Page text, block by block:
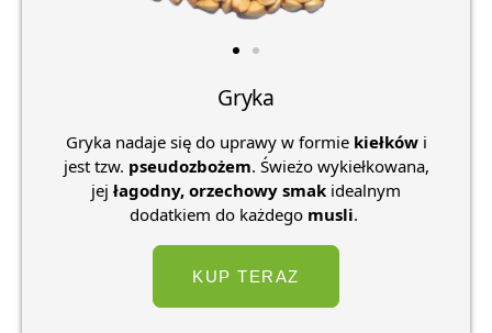
Gryka
Gryka nadaje się do uprawy w formie kiełkówi
jest tzw. pseudozbożem. Świeżo wykiełkowana,
jej łagodny, orzechowy smak idealnym
dodatkiem do każdego musli.
KUP TERAZ